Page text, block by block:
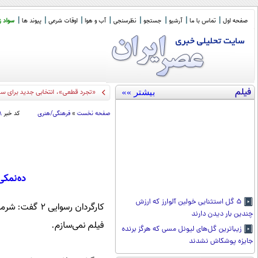
صفحه اول تماس با ما آرشیو جستجو نظرسنجی آب و هوا اوقات شرعی پیوند ها سواد
فیلم بیشتر »»
۵ گل استثنایی خولین آلوارز که ارزش
چندین بار دیدن دارند
زیباترین گل‌های لیونل مسی که هرگز برنده
جایزه پوشکاش نشدند
«تجرد قطعی»، انتخابی جدید برای
صفحه نخست » فرهنگی/هنری کد خبر
کارگردان
فیلم نمی‌سازم.